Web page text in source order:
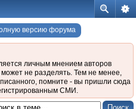
версию форума
личным мнением авторов
не разделять. Тем не менее,
помните - вы пришли сюда
СМИ.